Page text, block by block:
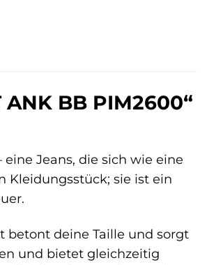
ANK BB PIM2600“
eine Jeans, die sich wie eine
Kleidungsstück; sie ist ein
betont deine Taille und sorgt
und bietet gleichzeitig